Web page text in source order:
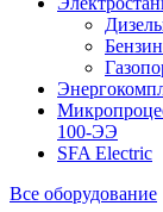
100-ЭЭ
SFA Electric
Все оборудование